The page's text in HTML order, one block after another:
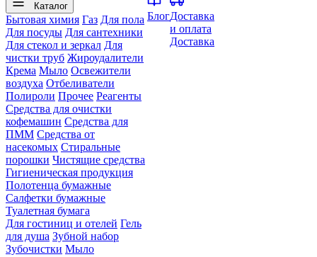
Каталог
Бытовая химия Газ Для пола
Для посуды Для сантехники
Для стекол и зеркал Для
чистки труб Жироудалители
Крема Мыло Освежители
воздуха Отбеливатели
Полироли Прочее Реагенты
Средства для очистки
кофемашин Средства для
ПММ Средства от
насекомых Стиральные
порошки Чистящие средства
Гигиеническая продукция
Полотенца бумажные
Салфетки бумажные
Туалетная бумага
Для гостиниц и отелей Гель
для душа Зубной набор
Зубочистки Мыло
БлогДоставка
и оплата
Доставка